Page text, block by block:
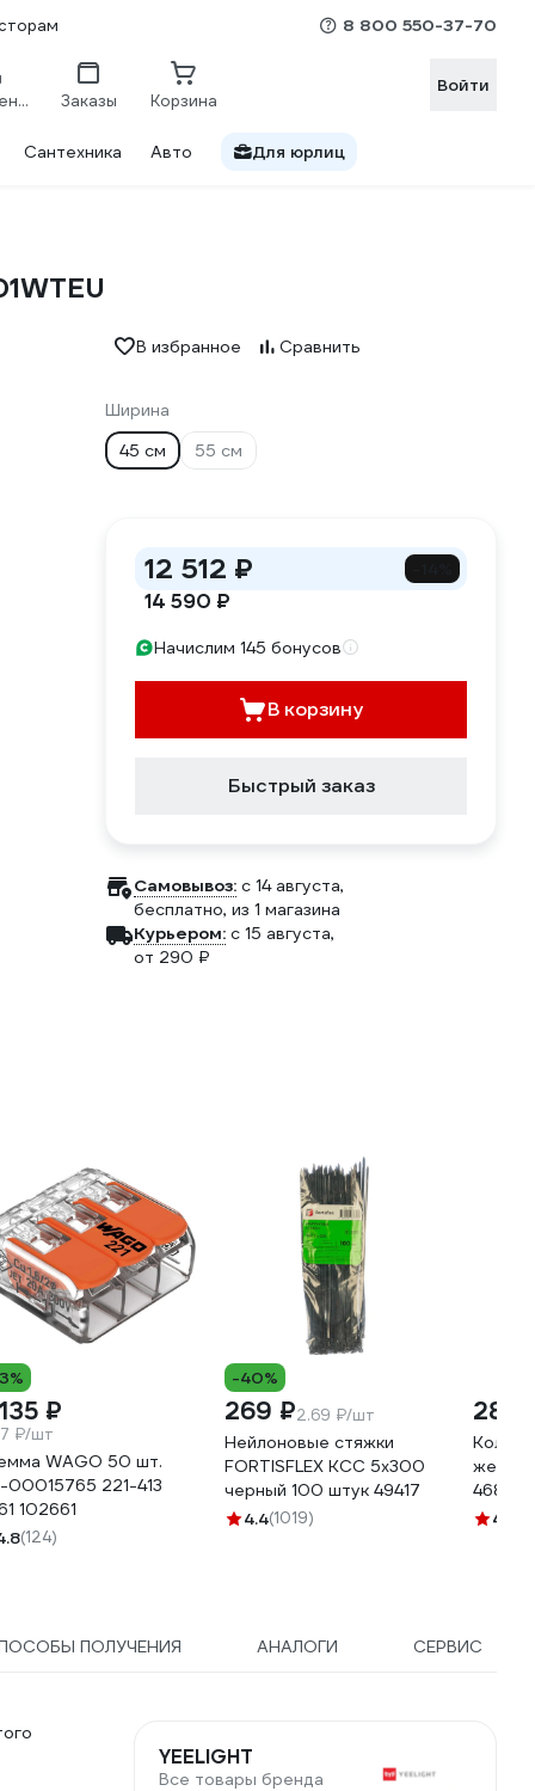
8 800 550-37-70
Сравнение Заказы Корзина
Войти
Сантехника Авто Для юрлиц
В избранное Сравнить
Ширина
45 см
55 см
12 512 ₽
14 590 ₽
Начислим 145 бонусов
В корзину
Быстрый заказ
Самовывоз: c 14 августа,
бесплатно, из 1 магазина
Курьером: c 15 августа,
от 290 ₽
₽
₽/шт
WAGO 50 шт.
221-413
102661
(124)
-40%
269 ₽2.69 ₽/шт
Нейлоновые стяжки
FORTISFLEX КСС 5х300
черный 100 штук 49417
4.4(1019)
285
4.8
ПОЛУЧЕНИЯ АНАЛОГИ СЕРВИС
YEELIGHT
Все товары бренда